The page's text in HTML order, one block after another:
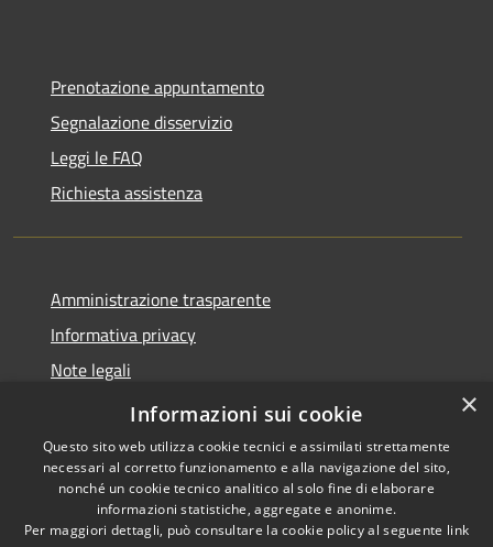
Prenotazione appuntamento
Segnalazione disservizio
Leggi le FAQ
Richiesta assistenza
Amministrazione trasparente
Informativa privacy
Note legali
Dichiarazione di accessibilità
Copyright © 2026 • Comune di
Adrara San Rocco • Powered
×
Informazioni sui cookie
Questo sito web utilizza cookie tecnici e assimilati strettamente
necessari al corretto funzionamento e alla navigazione del sito,
nonché un cookie tecnico analitico al solo fine di elaborare
informazioni statistiche, aggregate e anonime.
Per maggiori dettagli, può consultare la cookie policy al seguente link